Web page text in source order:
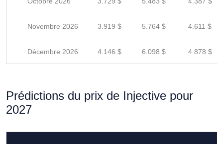
Novembre 2026 3.919 $ 5.764 $ 4.611 $
Décembre 2026 4.146 $ 6.098 $ 4.878 $
Prédictions du prix de Injective pour
2027